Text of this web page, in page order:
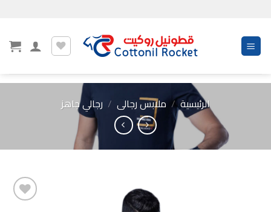
content
الرئيسية / ملابس رجالى / رجالي جاهز